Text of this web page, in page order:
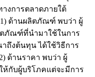
งการตลาดภายใต้
ด้านผลิตภัณฑ์ พบว่า ผู้
ตภัณฑ์ที่นำมาใช้ในการ
ถึงต้นทุน ได้ใช้วิธีการ
ด้านราคา พบว่า ผู้
ห้กับผู้บริโภคแต่จะมีการ